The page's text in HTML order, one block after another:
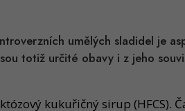
umělých sladidel je
totiž určité obavy i z jeho
kukuřičný sirup (HFCS).